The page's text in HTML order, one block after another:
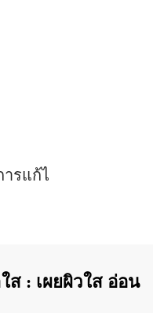
รแก้ไ
ส : เผยผิวใส อ่อน